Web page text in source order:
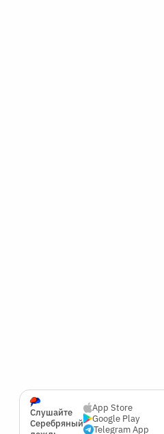
Слушайте
Серебряный
App Store
Google Play
Telegram App